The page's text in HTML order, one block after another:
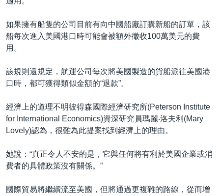
如果擁有船隻的公司目前有向中國船廠訂購新船的訂單，該
船每次進入美國港口時可能會被額外徵收100萬美元的費
用。
該規則還規定，航運公司每次將美國製造的貨船派往美國港
口時，都可獲得類似金額的“退款”。
經濟上的道理不明彼得森國際經濟研究所(Peterson Institute
for International Economics)資深研究員瑪麗‧洛夫利(Mary
Lovely)認為，很難為此提案找到經濟上的理由。
她說：“真正令人不安的是，它與任何將有利於美國企業或消
費者的具體政策沒有關係。”
國際貿易將繼續流至美國，但將通過更複雜的路線，從而增